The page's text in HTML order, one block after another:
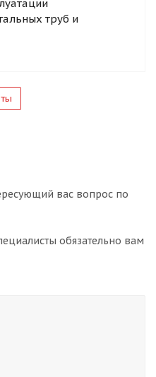
труб и
вас вопрос по
обязательно вам